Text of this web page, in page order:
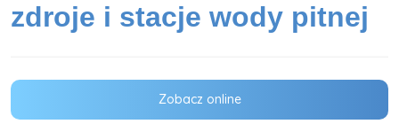
zdroje i stacje wody pitnej
Zobacz online